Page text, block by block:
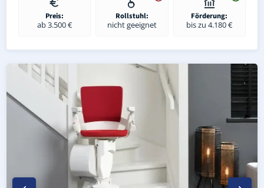
Preis:
ab 3.500 €
Rollstuhl:
nicht geeignet
Förderung:
bis zu 4.180 €
Kurven-Treppenlift in Neundorf (bei Schleiz) (Saale-
Geprüfter gebrauchter Kurventreppenlift in Neundorf
Preise & Angebote für Kurventreppenlifte in Neundorf